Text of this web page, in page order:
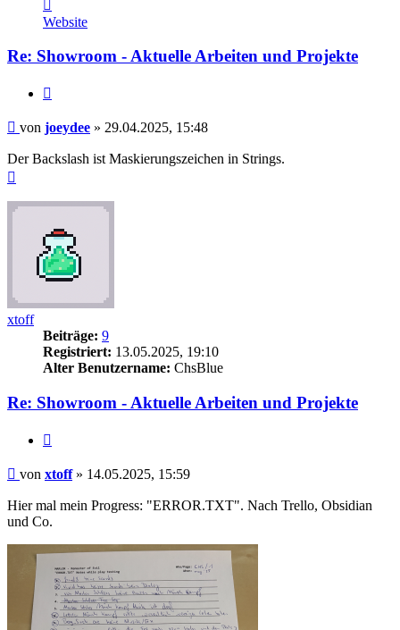
von
joeydee
Website
Re: Showroom - Aktuelle Arbeiten und Projekte
Beitrag
von joeydee » 29.04.2025, 15:48
Der Backslash ist Maskierungszeichen in Strings.
xtoff
Beiträge: 9
Registriert: 13.05.2025, 19:10
Alter Benutzername: ChsBlue
Re: Showroom - Aktuelle Arbeiten und Projekte
Beitrag
von xtoff» 14.05.2025, 15:59
Hier mal mein Progress: "ERROR.TXT". Nach Trello, Obsidian
und Co.